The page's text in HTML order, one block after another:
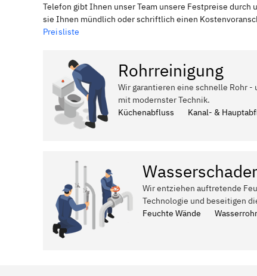
Telefon gibt Ihnen unser Team unsere Festpreise
sie Ihnen mündlich oder schriftlich einen
Preisliste
Rohrreinigung
Wir garantieren eine schnelle Rohr -
mit modernster Technik.
Küchenabfluss
Kanal- &
Wir entziehen auftretende
Technologie und beseitigen
Feuchte Wände